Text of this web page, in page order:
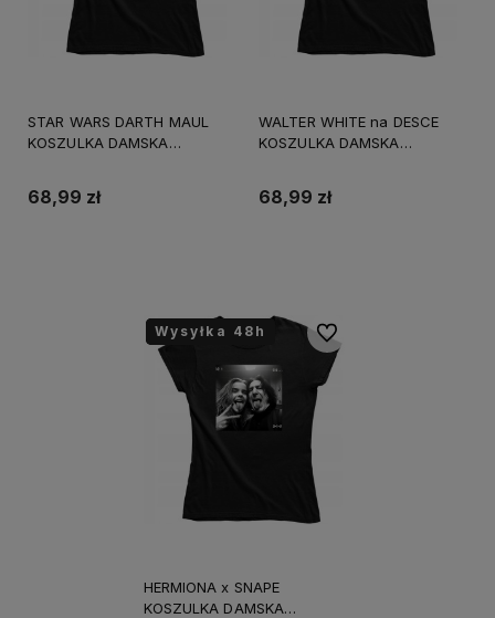
STAR WARS DARTH MAUL
KOSZULKA DAMSKA
68,99 zł
WALTER WHITE na DESCE
KOSZULKA DAMSKA
68,99 zł
Wysyłka 48h
Wysyłka 48h
Wysyłka 48h
HERMIONA x SNAPE
KOSZULKA DAMSKA
Do ulubionych